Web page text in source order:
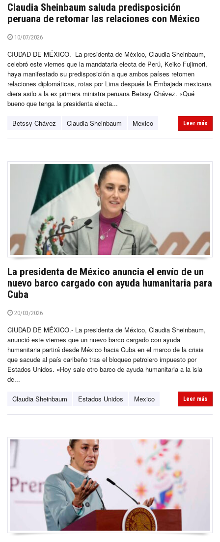
Claudia Sheinbaum saluda predisposición
peruana de retomar las relaciones con México
10/07/2026
CIUDAD DE MÉXICO.- La presidenta de México, Claudia Sheinbaum,
celebró este viernes que la mandataria electa de Perú, Keiko Fujimori,
haya manifestado su predisposición a que ambos países retomen
relaciones diplomáticas, rotas por Lima después la Embajada mexicana
diera asilo a la ex primera ministra peruana Betssy Chávez. «Qué
bueno que tenga la presidenta electa...
Betssy Chávez Claudia Sheinbaum Mexico Leer más
La presidenta de México anuncia el envío de un
nuevo barco cargado con ayuda humanitaria para
Cuba
20/03/2026
CIUDAD DE MÉXICO.- La presidenta de México, Claudia Sheinbaum,
anunció este viernes que un nuevo barco cargado con ayuda
humanitaria partirá desde México hacia Cuba en el marco de la crisis
que sacude al país caribeño tras el bloqueo petrolero impuesto por
Estados Unidos. «Hoy sale otro barco de ayuda humanitaria a la isla
de...
Claudia Sheinbaum Estados Unidos Mexico Leer más